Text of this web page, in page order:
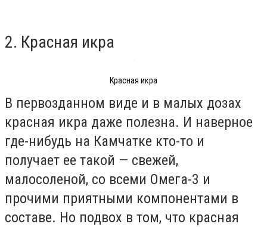
2. Красная икра
Красная икра
В первозданном виде и в малых дозах
красная икра даже полезна. И наверное
где-нибудь на Камчатке кто-то и
получает ее такой — свежей,
малосоленой, со всеми Омега-3 и
прочими приятными компонентами в
составе. Но подвох в том, что красная